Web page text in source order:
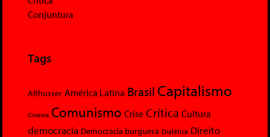
Conjuntura
Tags
Althusser América Latina Brasil Capitalismo
Cinema Comunismo Crise Crítica Cultura
democracia Democracia burguesa Dialética Direito